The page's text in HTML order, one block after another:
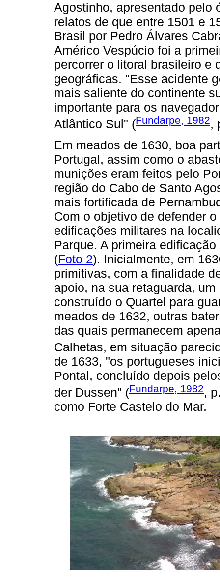
Agostinho, apresentado pelo
relatos de que entre 1501 e
Brasil por Pedro Álvares
Américo Vespúcio foi a
percorrer o litoral brasileiro e
geográficas. "Esse acidente
mais saliente do continente
importante para os
Atlântico Sul" (Fundarpe, 1982,
Em meados de 1630, boa
Portugal, assim como o
munições eram feitos pelo
região do Cabo de Santo
mais fortificada de
Com o objetivo de defender
edificações militares na
Parque. A primeira
(Foto 2). Inicialmente, em
primitivas, com a finalidade
apoio, na sua retaguarda,
construído o Quartel para
meados de 1632, outras
das quais permanecem
Calhetas, em situação
de 1633, "os portugueses
Pontal, concluído depois
der Dussen" (Fundarpe, 1982,
como Forte Castelo do Mar.